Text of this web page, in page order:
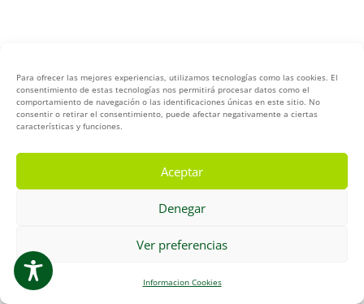
Para ofrecer las mejores experiencias, utilizamos tecnologías como las cookies. El
consentimiento de estas tecnologías nos permitirá procesar datos como el
comportamiento de navegación o las identificaciones únicas en este sitio. No
consentir o retirar el consentimiento, puede afectar negativamente a ciertas
características y funciones.
Aceptar
Denegar
Ver preferencias
Informacion Cookies